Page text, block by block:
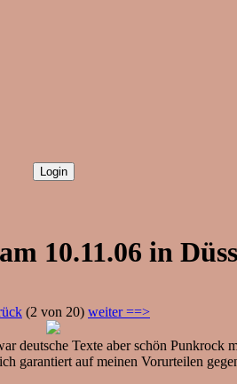
10.11.06 in
(2 von 20) weiter ==>
deutsche Texte aber schön
garantiert auf meinen Vorurteilen